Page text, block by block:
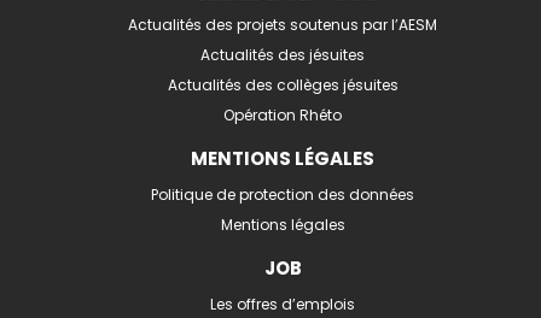
Actualités des projets soutenus par l’AESM
Actualités des jésuites
Actualités des collèges jésuites
Opération Rhéto
MENTIONS LÉGALES
Politique de protection des données
Mentions légales
JOB
Les offres d’emplois